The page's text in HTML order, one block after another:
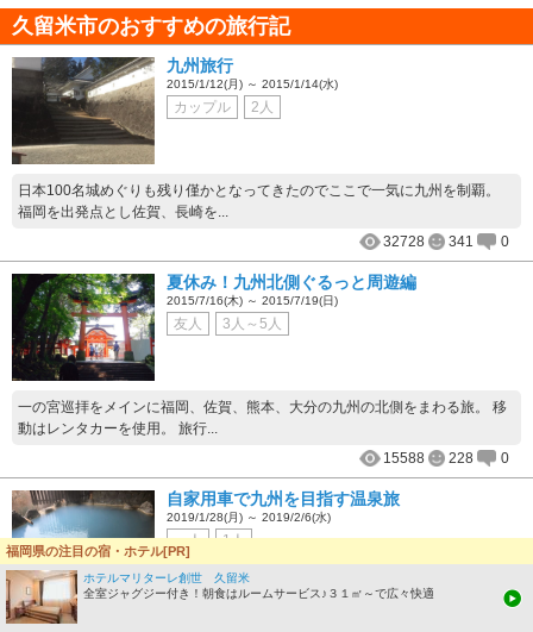
久留米市のおすすめの旅行記
九州旅行
2015/1/12(月) ～ 2015/1/14(水)
カップル 2人
日本100名城めぐりも残り僅かとなってきたのでここで一気に九州を制覇。
福岡を出発点とし佐賀、長崎を...
32728
341 0
夏休み！九州北側ぐるっと周遊編
2015/7/16(木) ～ 2015/7/19(日)
友人 3人～5人
一の宮巡拝をメインに福岡、佐賀、熊本、大分の九州の北側をまわる旅。 移
動はレンタカーを使用。 旅行...
15588
228 0
自家用車で九州を目指す温泉旅
2019/1/28(月) ～ 2019/2/6(水)
一人 1人
自分のペースで湯めぐりしやすい自家用車で九州を目指し、九州温泉道にチ
福岡県の注目の宿・ホテル[PR]
ホテルマリターレ創世 久留米
全室ジャグジー付き！朝食はルームサービス♪３１㎡～で広々快適